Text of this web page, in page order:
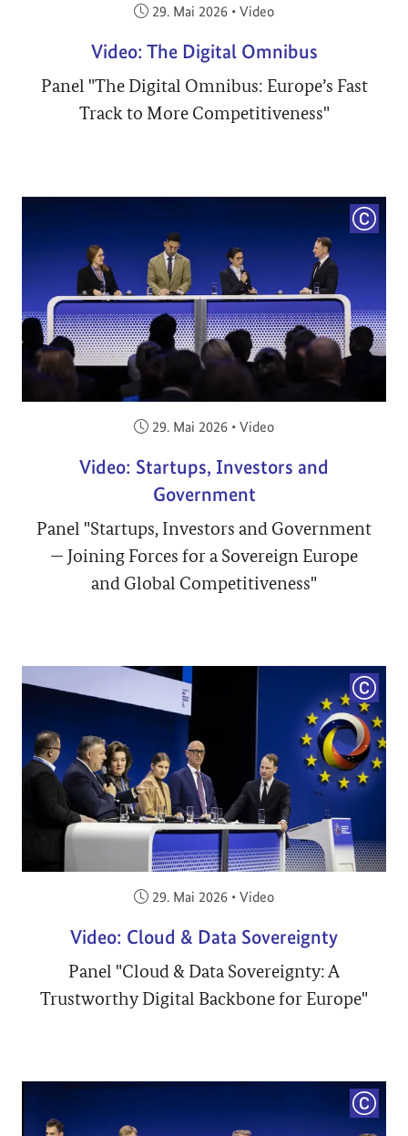
Veröffentlicht am:
29. Mai 2026 • Video
Video: The Digital Omnibus
Panel "The Digital Omnibus: Europe’s Fast
Track to More Competitiveness"
Veröffentlicht am:
29. Mai 2026 • Video
Video: Startups, Investors and
Government
Panel "Startups, Investors and Government
— Joining Forces for a Sovereign Europe
and Global Competitiveness"
Veröffentlicht am:
29. Mai 2026 • Video
Video: Cloud & Data Sovereignty
Panel "Cloud & Data Sovereignty: A
Trustworthy Digital Backbone for Europe"